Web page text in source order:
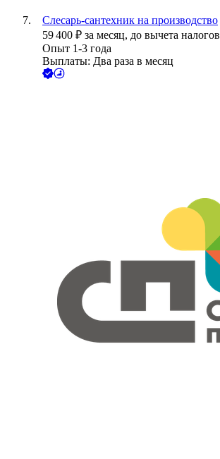
Слесарь-сантехник на производство
59 400 ₽ за месяц, до вычета налогов
Опыт 1-3 года
Выплаты: Два раза в месяц